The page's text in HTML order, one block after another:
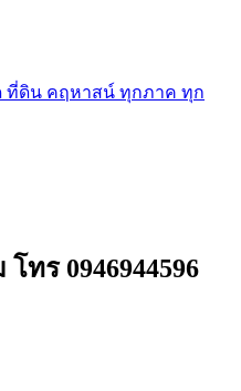
ที่ดิน คฤหาสน์ ทุกภาค ทุก
ทร 0946944596